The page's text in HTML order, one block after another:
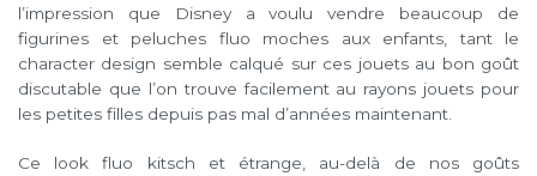
l’impression que Disney a voulu vendre beaucoup de
figurines et peluches fluo moches aux enfants, tant le
character design semble calqué sur ces jouets au bon goût
discutable que l’on trouve facilement au rayons jouets pour
les petites filles depuis pas mal d’années maintenant.
Ce look fluo kitsch et étrange, au-delà de nos goûts